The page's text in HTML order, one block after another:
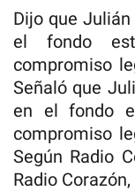
Dijo que
el fondo
compromiso
Señaló que
en el fondo
compromiso
Según Radio
Radio